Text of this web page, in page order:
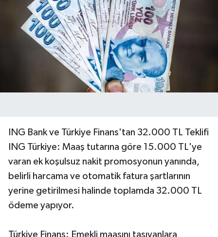
ING Bank ve Türkiye Finans'tan 32.000 TL Teklifi
ING Türkiye: Maaş tutarına göre 15.000 TL'ye
varan ek koşulsuz nakit promosyonun yanında,
belirli harcama ve otomatik fatura şartlarının
yerine getirilmesi halinde toplamda 32.000 TL
ödeme yapıyor.
Türkiye Finans: Emekli maaşını taşıyanlara